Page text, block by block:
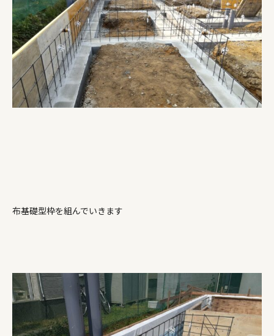
布基礎型枠を組んでいきます